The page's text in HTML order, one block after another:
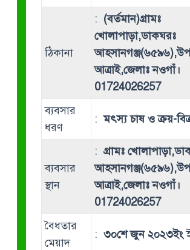
ঠিকানা
: (বর্তমান)গ্রামঃ
খোলাপাড়া,ডাকঘরঃ
আত্রাই,জেলাঃ নওগাঁ।
01724026257
ব্যবসার
ধরণ
:মৎস্য চাষ ও ক্রয়-
ব্যবসার
স্থান
: গ্রামঃ
আত্রাই,জেলাঃ নওগাঁ।
01724026257
বৈধতার
মেয়াদ
: ৩০শে জুন ২০২৩ইং